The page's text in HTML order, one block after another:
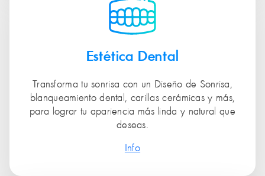
Estética Dental
Transforma tu sonrisa con un Diseño de Sonrisa,
blanqueamiento dental, carillas cerámicas y más,
para lograr tu apariencia más linda y natural que
deseas.
Info